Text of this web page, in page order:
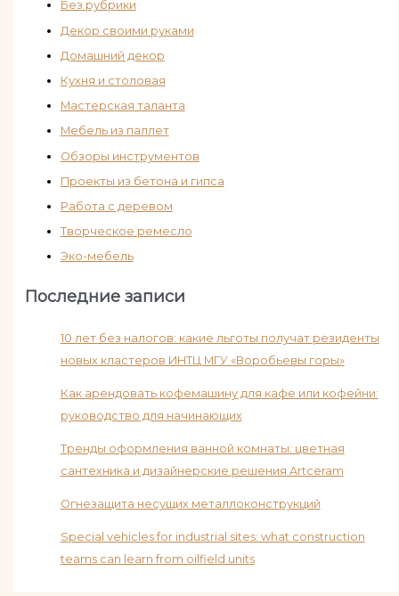
Без рубрики
Декор своими руками
Домашний декор
Кухня и столовая
Мастерская таланта
Мебель из паллет
Обзоры инструментов
Проекты из бетона и гипса
Работа с деревом
Творческое ремесло
Эко-мебель
Последние записи
10 лет без налогов: какие льготы получат резиденты
новых кластеров ИНТЦ МГУ «Воробьевы горы»
Как арендовать кофемашину для кафе или кофейни:
руководство для начинающих
Тренды оформления ванной комнаты: цветная
сантехника и дизайнерские решения Artceram
Огнезащита несущих металлоконструкций
Special vehicles for industrial sites: what construction
teams can learn from oilfield units